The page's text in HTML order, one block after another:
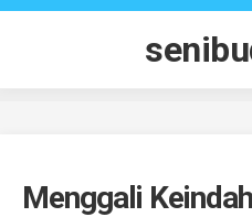
Skip
Menggali